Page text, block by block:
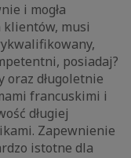
i mogła
klientów, musi
posiadaj?
długoletnie
francuskimi i
długiej
Zapewnienie
istotne dla